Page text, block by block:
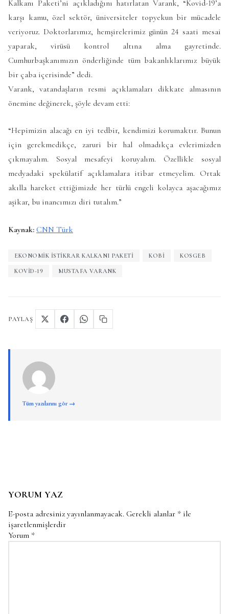
Kalkanı Paketi’ni açıkladığını hatırlatan Varank, “Kovid-19’a
karşı kamu, özel sektör, üniversiteler topyekun bir mücadele
veriyoruz. Doktorlarımız, hemşirelerimiz günün 24 saati mesai
yaparak, virüsü kontrol altına alma gayretinde.
Cumhurbaşkanımızın önderliğinde tüm bakanlıklarımız büyük
bir çaba içerisinde” dedi.
Varank, vatandaşların resmi açıklamaları dikkate almasının
önemine değinerek, şöyle devam etti:
“Hepimizin alacağı en iyi tedbir, kendimizi korumaktır. Bunun
için gerekmedikçe, zaruri bir hal olmadıkça evlerimizden
çıkmayalım. Sosyal mesafeyi koruyalım. Özellikle sosyal
medyadaki spekülatif açıklamalara itibar etmeyelim. Ortak
akılla hareket ettiğimizde her türlü engeli kolayca aşacağımız
aşikar, bu inancımızı diri tutalım.”
Kaynak: CNN Türk
EKONOMIK İSTIKRAR KALKANI PAKETI KOBİ KOSGEB
KOVID-19 MUSTAFA VARANK
PAYLAŞ
Tüm yazılarını gör →
YORUM YAZ
E-posta adresiniz yayınlanmayacak. Gerekli alanlar * ile
işaretlenmişlerdir
Yorum *